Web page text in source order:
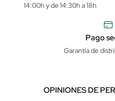
14:00h y de 14:30h a 18h
Pago
Garantía de
OPINIONES DE